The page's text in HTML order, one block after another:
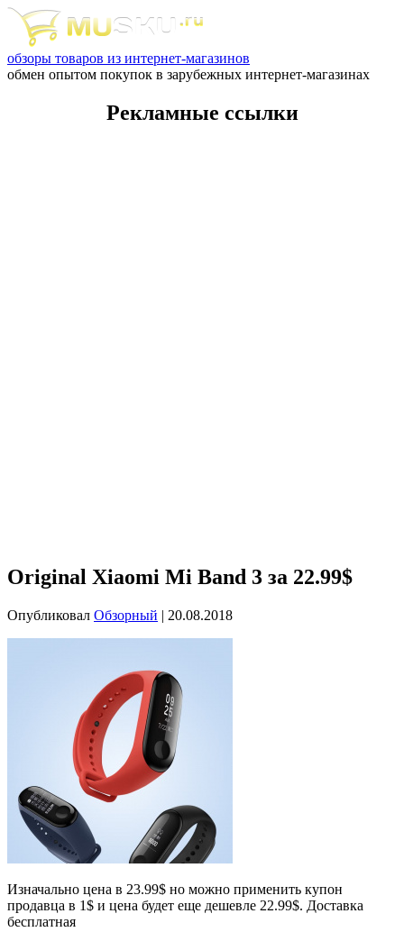
обзоры товаров из интернет-магазинов
обмен опытом покупок в зарубежных интернет-магазинах
Рекламные ссылки
Original Xiaomi Mi Band 3 за 22.99$
Опубликовал Обзорный | 20.08.2018
Изначально цена в 23.99$ но можно применить купон
продавца в 1$ и цена будет еще дешевле 22.99$. Доставка
бесплатная